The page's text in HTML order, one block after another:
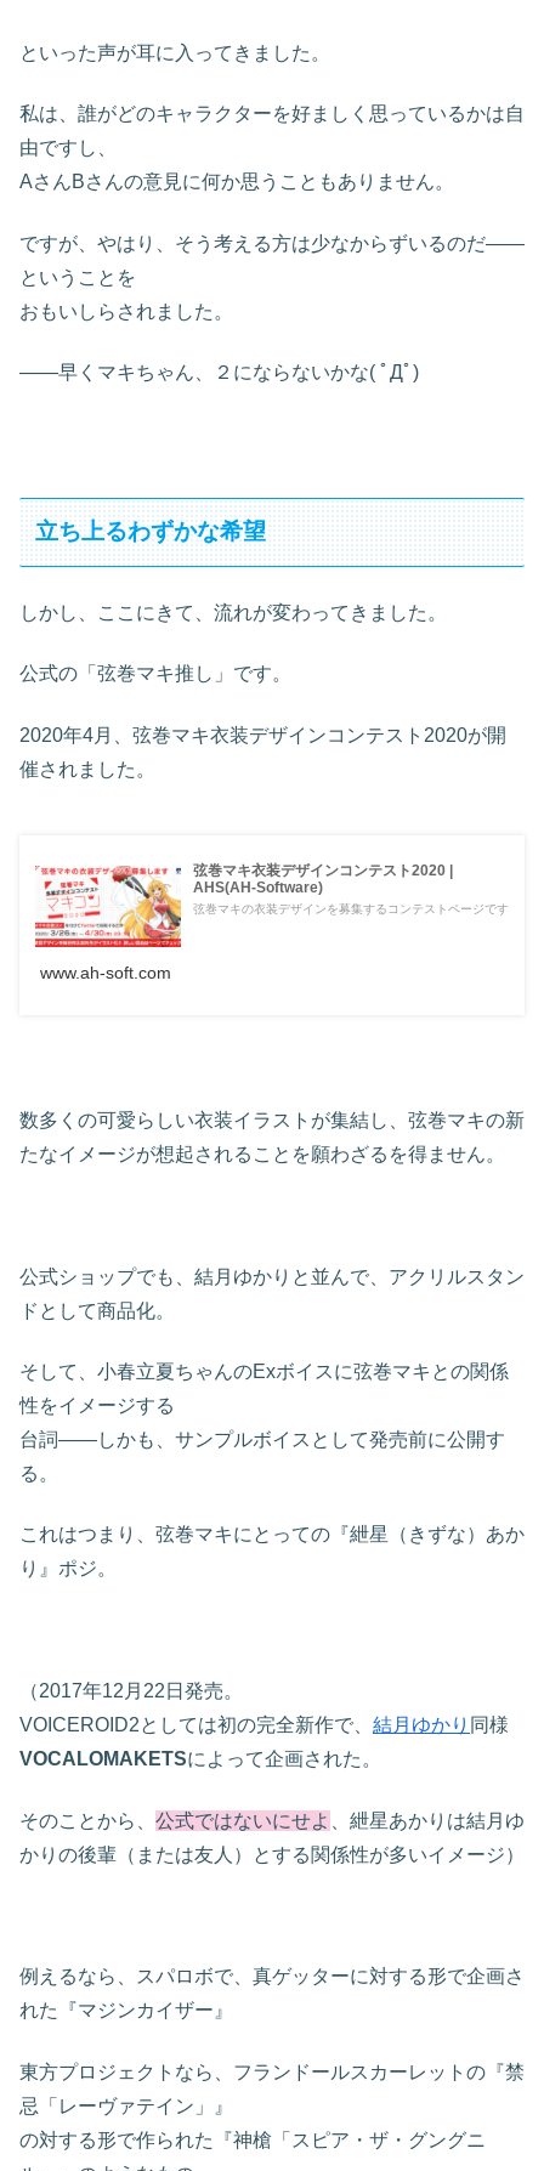
といった声が耳に入ってきました。
私は、誰がどのキャラクターを好ましく思っているかは自
由ですし、
AさんBさんの意見に何か思うこともありません。
ですが、やはり、そう考える方は少なからずいるのだ――
ということを
おもいしらされました。
――早くマキちゃん、２にならないかな( ﾟДﾟ)
立ち上るわずかな希望
しかし、ここにきて、流れが変わってきました。
公式の「弦巻マキ推し」です。
2020年4月、弦巻マキ衣装デザインコンテスト2020が開
催されました。
弦巻マキ衣装デザインコンテスト2020 |
AHS(AH-Software)
弦巻マキの衣装デザインを募集するコンテストページです
www.ah-soft.com
数多くの可愛らしい衣装イラストが集結し、弦巻マキの新
たなイメージが想起されることを願わざるを得ません。
公式ショップでも、結月ゆかりと並んで、アクリルスタン
ドとして商品化。
そして、小春立夏ちゃんのExボイスに弦巻マキとの関係
性をイメージする
台詞――しかも、サンプルボイスとして発売前に公開す
る。
これはつまり、弦巻マキにとっての『紲星（きずな）あか
り』ポジ。
（2017年12月22日発売。
VOICEROID2としては初の完全新作で、 結月ゆかり 同様
VOCALOMAKETSによって企画された。
そのことから、 公式ではないにせよ
、紲星あかりは結月ゆ
かりの後輩（または友人）とする関係性が多いイメージ）
例えるなら、スパロボで、真ゲッターに対する形で企画さ
れた『マジンカイザー』
東方プロジェクトなら、フランドールスカーレットの『禁
忌「レーヴァテイン」』
の対する形で作られた『神槍「スピア・ザ・グングニ